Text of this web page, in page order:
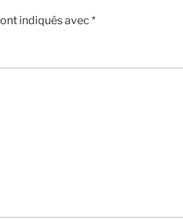
indiqués avec *